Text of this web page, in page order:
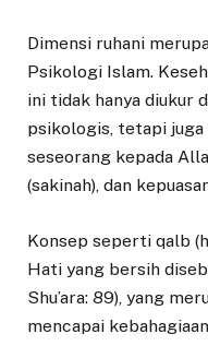
Dimensi ruhani
Psikologi Islam.
ini tidak hanya diukur
psikologis, tetapi
seseorang kepada
(sakinah), dan
Konsep seperti qalb
Hati yang bersih
Shu’ara: 89), yang
mencapai